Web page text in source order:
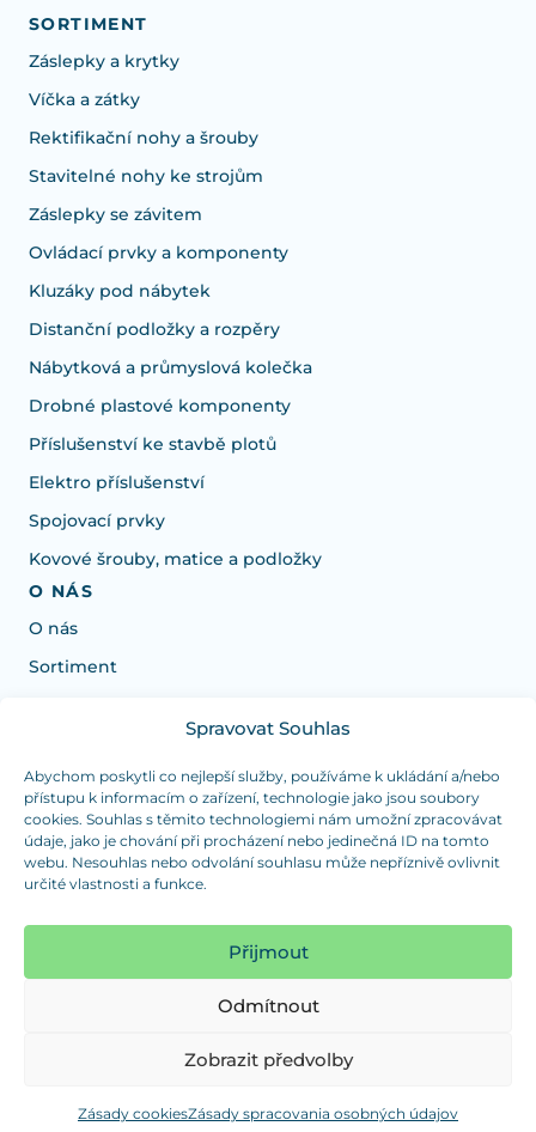
Spravovat Souhlas
Abychom poskytli co nejlepší služby, používáme k ukládání a/nebo
přístupu k informacím o zařízení, technologie jako jsou soubory
cookies. Souhlas s těmito technologiemi nám umožní zpracovávat
údaje, jako je chování při procházení nebo jedinečná ID na tomto
webu. Nesouhlas nebo odvolání souhlasu může nepříznivě ovlivnit
určité vlastnosti a funkce.
Přijmout
Odmítnout
Zobrazit předvolby
Zásady cookiesZásady spracovania osobných údajov
SORTIMENT
Záslepky a krytky
Víčka a zátky
Rektifikační nohy a šrouby
Stavitelné nohy ke strojům
Záslepky se závitem
Ovládací prvky a komponenty
Kluzáky pod nábytek
Distanční podložky a rozpěry
Nábytková a průmyslová kolečka
Drobné plastové komponenty
Příslušenství ke stavbě plotů
Elektro příslušenství
Spojovací prvky
Kovové šrouby, matice a podložky
O NÁS
O nás
Sortiment
Potrebujete poradiť s výberom?
Sme tu pre vás Pondelok-Štvrtok od: 7:30 - 15:30 hod
a Piatok od 7:30 - 14:30 hod
duranplast@duranplast.sk +421 0905 780 862
(platba iba v hotovosti)
Sme tu pre vás Pondelok-Štvrtok od: 7:30 - 15:30 hod
a Piatok od 7:30 - 14:30 hod